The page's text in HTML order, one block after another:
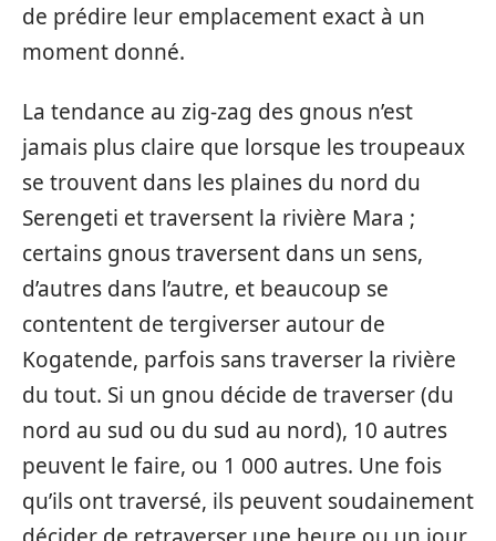
de prédire leur emplacement exact à un
moment donné.
La tendance au zig-zag des gnous n’est
jamais plus claire que lorsque les troupeaux
se trouvent dans les plaines du nord du
Serengeti et traversent la rivière Mara ;
certains gnous traversent dans un sens,
d’autres dans l’autre, et beaucoup se
contentent de tergiverser autour de
Kogatende, parfois sans traverser la rivière
du tout. Si un gnou décide de traverser (du
nord au sud ou du sud au nord), 10 autres
peuvent le faire, ou 1 000 autres. Une fois
qu’ils ont traversé, ils peuvent soudainement